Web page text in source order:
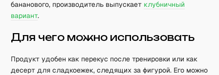
бананового, производитель выпускает клубничный
вариант.
Для чего можно использовать
Продукт удобен как перекус после тренировки или как
десерт для сладкоежек, следящих за фигурой. Его можно